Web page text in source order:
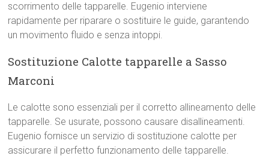
scorrimento delle tapparelle. Eugenio interviene
rapidamente per riparare o sostituire le guide, garantendo
un movimento fluido e senza intoppi.
Sostituzione Calotte tapparelle a Sasso
Marconi
Le calotte sono essenziali per il corretto allineamento delle
tapparelle. Se usurate, possono causare disallineamenti.
Eugenio fornisce un servizio di sostituzione calotte per
assicurare il perfetto funzionamento delle tapparelle.